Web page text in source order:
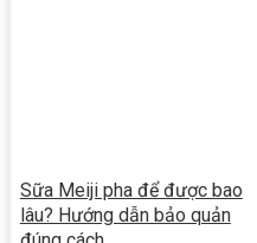
Sữa Meiji pha để được bao
lâu? Hướng dẫn bảo quản